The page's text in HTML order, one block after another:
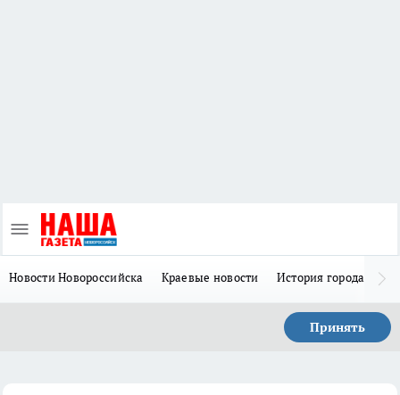
Новости Новороссийска Краевые новости История города Н
Принять